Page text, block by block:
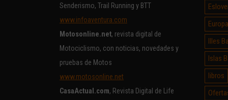
Senderismo, Trail Running y BTT
www.infoaventura.com
Motosonline.net, revista digital de
Motociclismo, con noticias, novedades y
pruebas de Motos
www.motosonline.net
CasaActual.com, Revista Digital de Life
Europa
Illes
Islas
libros